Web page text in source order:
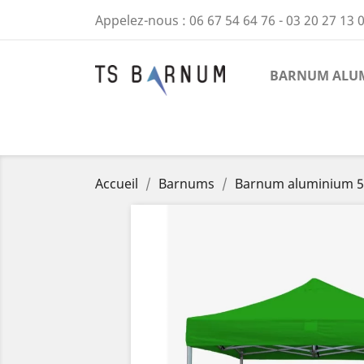
Appelez-nous : 06 67 54 64 76 - 03 20 27 13
BARNUM
Accueil Barnums Barnum aluminium